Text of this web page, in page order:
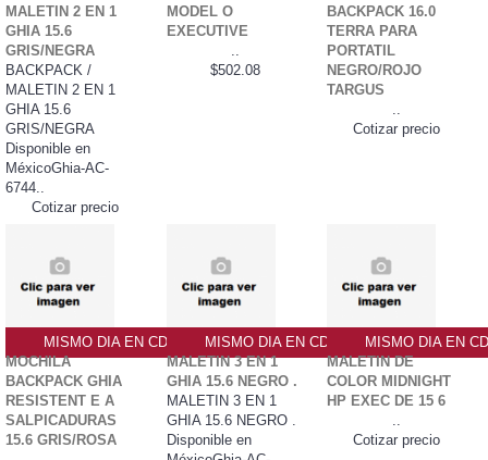
MALETIN 2 EN 1
GHIA 15.6
GRIS/NEGRA
BACKPACK /
MALETIN 2 EN 1
GHIA 15.6
GRIS/NEGRA
Disponible en
MéxicoGhia-AC-
6744..
Cotizar precio
MODEL O
EXECUTIVE
..
$502.08
BACKPACK 16.0
TERRA PARA
PORTATIL
NEGRO/ROJO
TARGUS
..
Cotizar precio
MISMO DIA EN CDMX
MOCHILA
BACKPACK GHIA
RESISTENT E A
SALPICADURAS
15.6 GRIS/ROSA
MISMO DIA EN CDMX
MALETIN 3 EN 1
GHIA 15.6 NEGRO .
MALETIN 3 EN 1
GHIA 15.6 NEGRO .
Disponible en
MISMO DIA EN
MALETIN DE
COLOR MIDNIGHT
HP EXEC DE 15 6
..
Cotizar precio